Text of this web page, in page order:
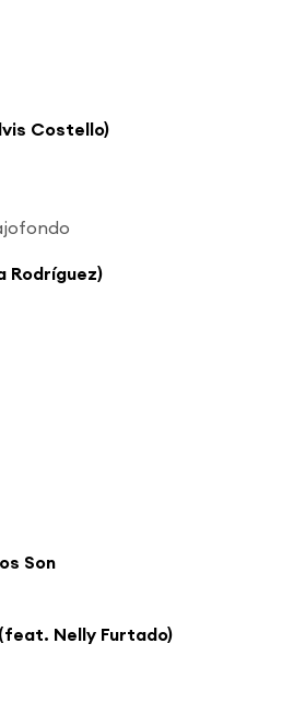
Costello)
Rodríguez)
Son
Nelly Furtado)